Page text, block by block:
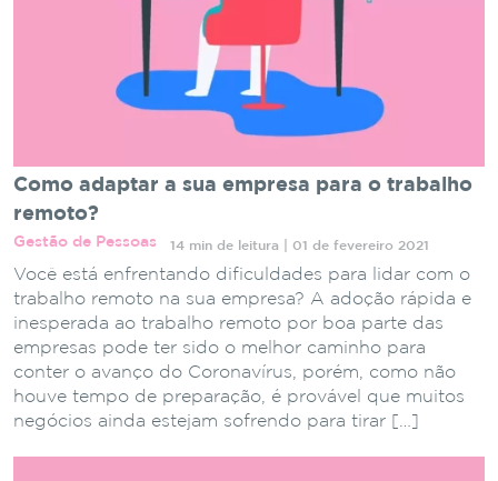
Como adaptar a sua empresa para o trabalho
remoto?
Gestão de Pessoas 14 min de leitura | 01 de fevereiro 2021
Você está enfrentando dificuldades para lidar com o
trabalho remoto na sua empresa? A adoção rápida e
inesperada ao trabalho remoto por boa parte das
empresas pode ter sido o melhor caminho para
conter o avanço do Coronavírus, porém, como não
houve tempo de preparação, é provável que muitos
negócios ainda estejam sofrendo para tirar […]